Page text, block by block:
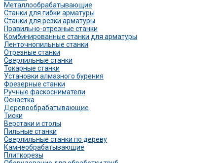
Металлообрабатывающие
Станки для гибки арматуры
Станки для резки арматуры
Правильно-отрезные станки
Комбинированные станки для арматуры
Ленточнопильные станки
Отрезные станки
Сверлильные станки
Токарные станки
Установки алмазного бурения
Фрезерные станки
Ручные фаскосниматели
Оснастка
Деревообрабатывающие
Тиски
Верстаки и столы
Пильные станки
Сверлильные станки по дереву
Камнеобрабатывающие
Плиткорезы